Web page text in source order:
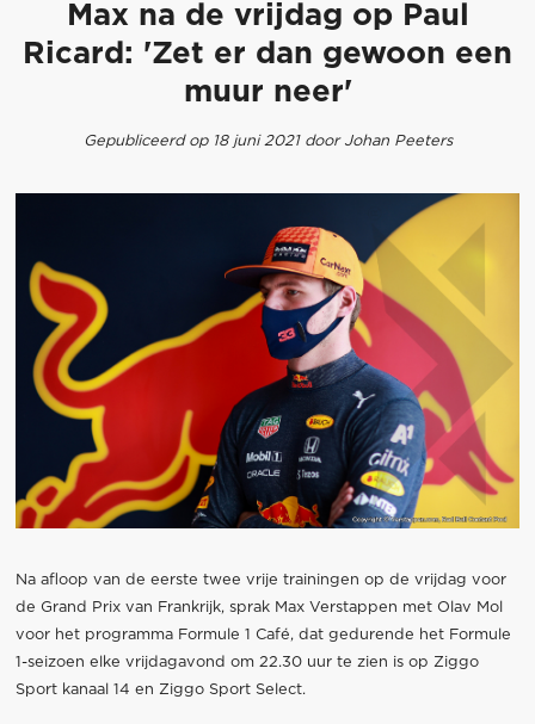
Max na de vrijdag op Paul
Ricard: 'Zet er dan gewoon een
muur neer'
Gepubliceerd op 18 juni 2021 door Johan Peeters
Na afloop van de eerste twee vrije trainingen op de vrijdag voor
de Grand Prix van Frankrijk, sprak Max Verstappen met Olav Mol
voor het programma Formule 1 Café, dat gedurende het Formule
1-seizoen elke vrijdagavond om 22.30 uur te zien is op Ziggo
Sport kanaal 14 en Ziggo Sport Select.